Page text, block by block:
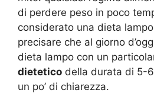
di perdere peso in poco
considerato una dieta
precisare che al giorno
dieta lampo con un
dietetico della durata di 5-
un po’ di chiarezza.